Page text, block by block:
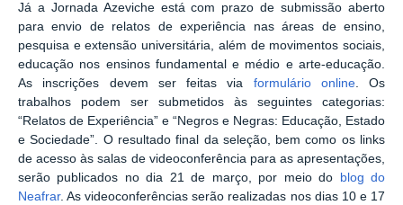
Já a Jornada Azeviche está com prazo de submissão aberto
para envio de relatos de experiência nas áreas de ensino,
pesquisa e extensão universitária, além de movimentos sociais,
educação nos ensinos fundamental e médio e arte-educação.
As inscrições devem ser feitas via formulário online. Os
trabalhos podem ser submetidos às seguintes categorias:
“Relatos de Experiência” e “Negros e Negras: Educação, Estado
e Sociedade”. O resultado final da seleção, bem como os links
de acesso às salas de videoconferência para as apresentações,
serão publicados no dia 21 de março, por meio do
blog do
Neafrar. As videoconferências serão realizadas nos dias 10 e 17